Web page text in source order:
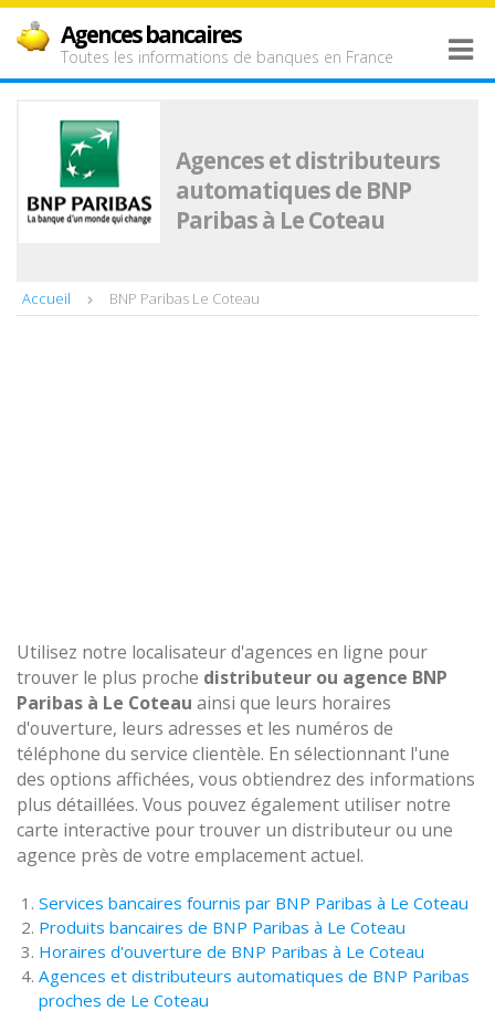
Agences bancaires
Toutes les informations de banques en France
Agences et distributeurs
automatiques de BNP
Paribas à Le Coteau
Accueil BNP Paribas Le Coteau
Utilisez notre localisateur d'agences en ligne pour
trouver le plus proche distributeur ou agence BNP
Paribas à Le Coteau ainsi que leurs horaires
d'ouverture, leurs adresses et les numéros de
téléphone du service clientèle. En sélectionnant l'une
des options affichées, vous obtiendrez des informations
plus détaillées. Vous pouvez également utiliser notre
carte interactive pour trouver un distributeur ou une
agence près de votre emplacement actuel.
Services bancaires fournis par BNP Paribas à Le Coteau
Produits bancaires de BNP Paribas à Le Coteau
Horaires d'ouverture de BNP Paribas à Le Coteau
Agences et distributeurs automatiques de BNP Paribas
proches de Le Coteau